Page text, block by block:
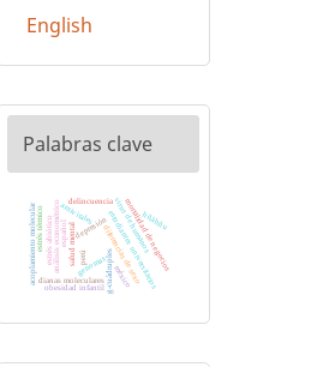
English
Palabras clave
depresiónestudiantes universitarios
diferencias de sexo
salud mental
g-cuádruples
virus de humanos
genomas
antivirales
dianas moleculares
delincuencia mortalidad de negocios
perú
análisis econométrico hñähñu
español
acoplamiento molecular
obesidad infantil méxico
estrés abiótico
estrés térmico